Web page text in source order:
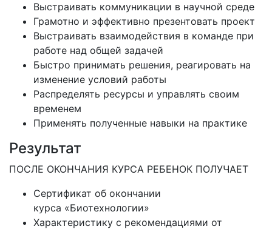
Выстраивать коммуникации в научной среде
Грамотно и эффективно презентовать проект
Выстраивать взаимодействия в команде при
работе над общей задачей
Быстро принимать решения, реагировать на
изменение условий работы
Распределять ресурсы и управлять своим
временем
Применять полученные навыки на практике
Результат
ПОСЛЕ ОКОНЧАНИЯ КУРСА РЕБЕНОК ПОЛУЧАЕТ
Сертификат об окончании
курса «Биотехнологии»
Характеристику с рекомендациями от